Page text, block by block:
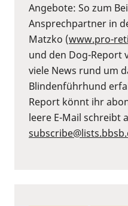
Angebote: So zum
Ansprechpartner in
Matzko (www.pro-
und den Dog-Report
viele News rund um
Blindenführhund
Report könnt ihr
leere E-Mail schreibt